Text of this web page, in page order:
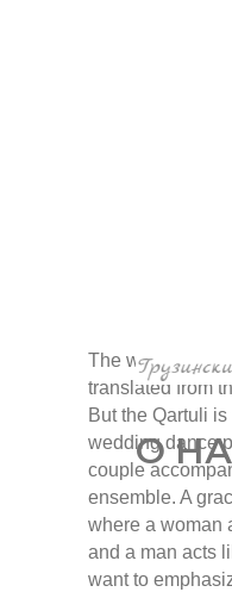
The word
translated from
But the Qartuli
wedding dance
couple
ensemble. A
where a woman
and a man acts
want to
О